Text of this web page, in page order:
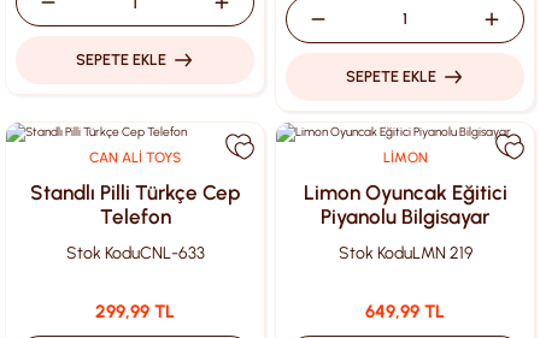
SEPETE EKLE
SEPETE EKLE
CAN ALİ TOYS
Standlı Pilli Türkçe Cep
Telefon
Stok KoduCNL-633
299,99 TL
LİMON
Limon Oyuncak Eğitici
Piyanolu Bilgisayar
Stok KoduLMN 219
649,99 TL